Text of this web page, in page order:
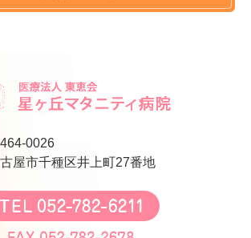
0026
屋市千種区井上町27番地